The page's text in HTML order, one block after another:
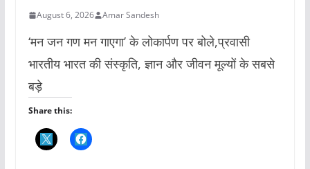
August 6, 2026 Amar Sandesh
‘मन जन गण मन गाएगा’ के लोकार्पण पर बोले,प्रवासी
भारतीय भारत की संस्कृति, ज्ञान और जीवन मूल्यों के सबसे
बड़े
Share this: